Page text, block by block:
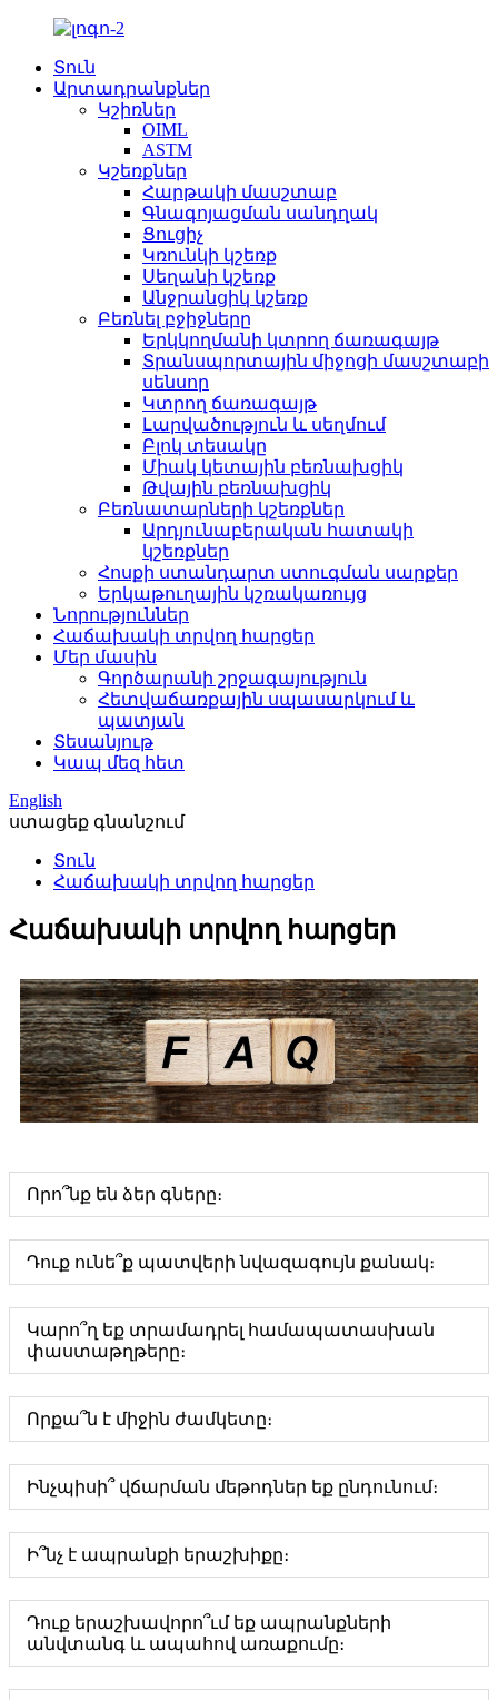
Տուն
Արտադրանքներ
Կշիռներ
OIML
ASTM
Կշեռքներ
Հարթակի մասշտաբ
Գնագոյացման սանդղակ
Ցուցիչ
Կռունկի կշեռք
Սեղանի կշեռք
Անջրանցիկ կշեռք
Բեռնել բջիջները
Երկկողմանի կտրող ճառագայթ
Տրանսպորտային միջոցի մասշտաբի
սենսոր
Կտրող ճառագայթ
Լարվածություն և սեղմում
Բլոկ տեսակը
Միակ կետային բեռնախցիկ
Թվային բեռնախցիկ
Բեռնատարների կշեռքներ
Արդյունաբերական հատակի
կշեռքներ
Հոսքի ստանդարտ ստուգման սարքեր
Երկաթուղային կշռակառույց
Նորություններ
Հաճախակի տրվող հարցեր
Մեր մասին
Գործարանի շրջագայություն
Հետվաճառքային սպասարկում և
պատյան
Տեսանյութ
Կապ մեզ հետ
English
ստացեք գնանշում
Տուն
Հաճախակի տրվող հարցեր
Հաճախակի տրվող հարցեր
Որո՞նք են ձեր գները։
Դուք ունե՞ք պատվերի նվազագույն քանակ։
Կարո՞ղ եք տրամադրել համապատասխան
փաստաթղթերը։
Որքա՞ն է միջին ժամկետը։
Ինչպիսի՞ վճարման մեթոդներ եք ընդունում։
Ի՞նչ է ապրանքի երաշխիքը։
Դուք երաշխավորո՞ւմ եք ապրանքների
անվտանգ և ապահով առաքումը։